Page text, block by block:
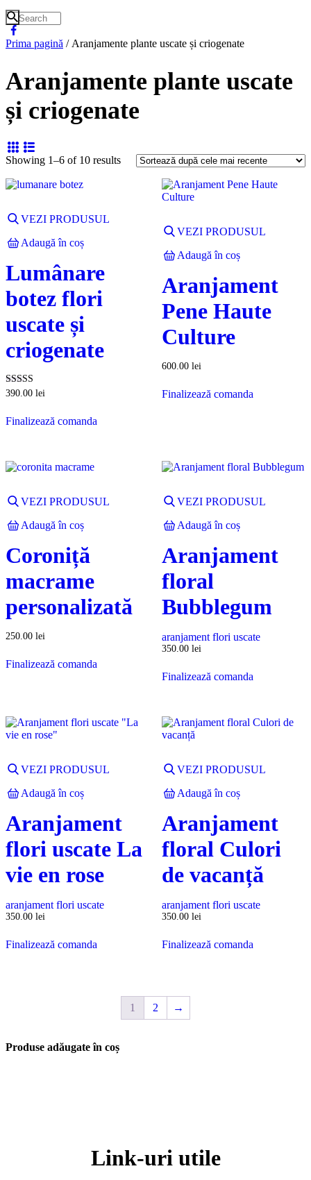
Prima pagină / Aranjamente plante uscate și criogenate
Aranjamente plante uscate
și criogenate
Showing 1–6 of 10 results
VEZI PRODUSUL
Adaugă în coș
Lumânare
botez flori
uscate și
criogenate
Evaluat la
390.00 lei
Finalizează comanda
VEZI PRODUSUL
Adaugă în coș
Aranjament
Pene Haute
Culture
600.00 lei
Finalizează comanda
VEZI PRODUSUL
Adaugă în coș
Coroniță
macrame
personalizată
250.00 lei
Finalizează comanda
VEZI PRODUSUL
Adaugă în coș
Aranjament
floral
Bubblegum
aranjament flori uscate
350.00 lei
Finalizează comanda
VEZI PRODUSUL
Adaugă în coș
Aranjament
flori uscate La
vie en rose
aranjament flori uscate
350.00 lei
Finalizează comanda
VEZI PRODUSUL
Adaugă în coș
Aranjament
floral Culori
de vacanță
aranjament flori uscate
350.00 lei
Finalizează comanda
1 2 →
Produse adăugate în coș
Link-uri utile